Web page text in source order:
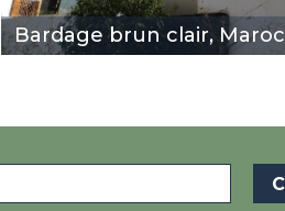
Bardage brun clair, Maroc